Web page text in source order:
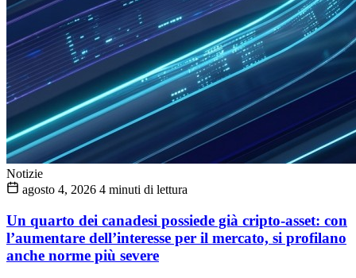
Notizie
agosto 4, 2026 4 minuti di lettura
Un quarto dei canadesi possiede già cripto-asset: con
l’aumentare dell’interesse per il mercato, si profilano
anche norme più severe